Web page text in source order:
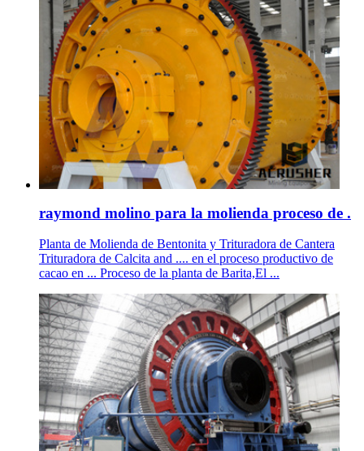
raymond molino para la molienda proceso de .
Planta de Molienda de Bentonita y Trituradora de Cantera
Trituradora de Calcita and .... en el proceso productivo de
cacao en ... Proceso de la planta de Barita,El ...